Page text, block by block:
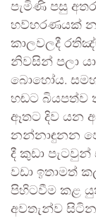
පැමිණි පසු
හව්හරණයක්
කාලවලදී
නිවසින් පලා
බොහෝය.
හඬට
ඈතට දිව යන
නන්නාඳුනන
දී කුඩා
වඩා ඉතාමත්
පිහිටවීම කළ
අවතැන්ව